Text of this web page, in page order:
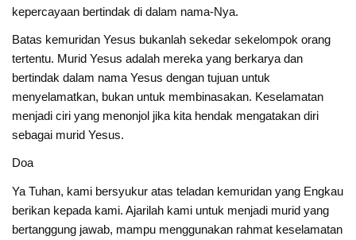
kepercayaan bertindak di dalam nama-Nya.
Batas kemuridan Yesus bukanlah sekedar sekelompok orang
tertentu. Murid Yesus adalah mereka yang berkarya dan
bertindak dalam nama Yesus dengan tujuan untuk
menyelamatkan, bukan untuk membinasakan. Keselamatan
menjadi ciri yang menonjol jika kita hendak mengatakan diri
sebagai murid Yesus.
Doa
Ya Tuhan, kami bersyukur atas teladan kemuridan yang Engkau
berikan kepada kami. Ajarilah kami untuk menjadi murid yang
bertanggung jawab, mampu menggunakan rahmat keselamatan